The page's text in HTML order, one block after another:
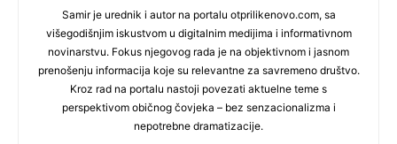
Samir je urednik i autor na portalu otprilikenovo.com, sa
višegodišnjim iskustvom u digitalnim medijima i informativnom
novinarstvu. Fokus njegovog rada je na objektivnom i jasnom
prenošenju informacija koje su relevantne za savremeno društvo.
Kroz rad na portalu nastoji povezati aktuelne teme s
perspektivom običnog čovjeka – bez senzacionalizma i
nepotrebne dramatizacije.